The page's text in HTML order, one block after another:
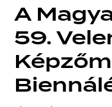
A
59.